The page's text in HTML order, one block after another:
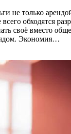
не только
обходятся
своё вместо
Экономия…